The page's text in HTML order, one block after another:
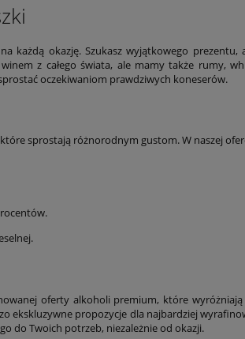
każdą okazję. Szukasz wyjątkowego
z całego świata, ale mamy także rumy,
oczekiwaniom prawdziwych koneserów.
sprostają różnorodnym gustom. W naszej
oferty alkoholi premium, które
ekskluzywne propozycje dla najbardziej
do Twoich potrzeb, niezależnie od okazji.